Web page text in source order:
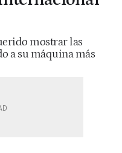
mostrar las
a su máquina más